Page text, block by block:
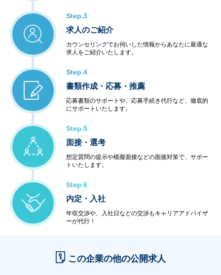
Step.3
求人のご紹介
カウンセリングでお伺いした情報からあなたに最適な
求人をご紹介いたします。
Step.4
書類作成・応募・推薦
応募書類のサポートや、応募手続き代行など、徹底的
にサポートいたします。
Step.5
面接・選考
想定質問の提示や模擬面接などの面接対策で、サポー
トいたします。
Step.6
内定・入社
年収交渉や、入社日などの交渉もキャリアアドバイザ
ーが代行！
この企業の他の公開求人